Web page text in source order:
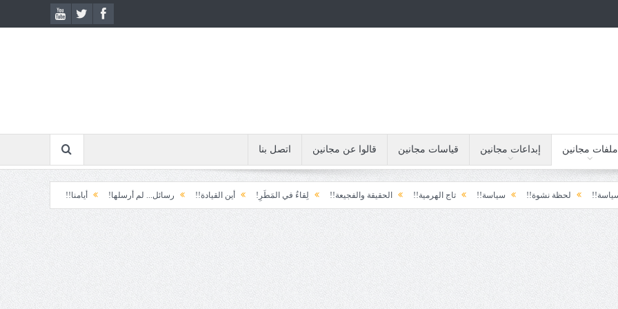
ملفات مجانين إبداعات مجانين قياسات مجانين قالوا عن مجانين اتصل بنا
لحظة نشوة!! سياسة!! تاج الهرمية!! الحقيقة والفجيعة!! لِقاءُ في المَطَرِ! أين القيادة!! رسائل... لم أرسلها! أيامنا!! خيبة الأمل.... الأولى!